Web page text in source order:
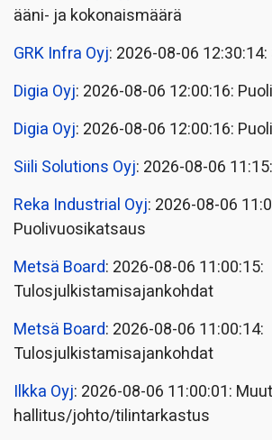
ääni- ja kokonaismäärä
GRK Infra Oyj: 2026-08-06
Digia Oyj: 2026-08-06 12:00:16:
Digia Oyj: 2026-08-06 12:00:16:
Siili Solutions Oyj: 2026-08-06
Reka Industrial Oyj: 2026-08-06
Puolivuosikatsaus
Metsä Board: 2026-08-06 11:00:15:
Tulosjulkistamisajankohdat
Metsä Board: 2026-08-06 11:00:14:
Tulosjulkistamisajankohdat
Ilkka Oyj: 2026-08-06 11:00:01:
hallitus/johto/tilintarkastus